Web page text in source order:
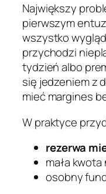
Największy
pierwszym
wszystko
przychodzi
tydzień albo
się jedzeniem z
mieć margines
W praktyce
rezerwa
mała
osobny